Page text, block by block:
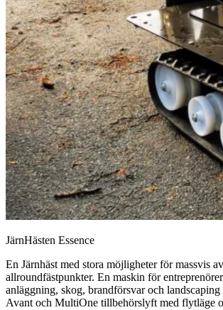
JärnHästen Essence
En Järnhäst med stora möjligheter för massvis
allroundfästpunkter. En maskin för
anläggning, skog, brandförsvar och
Avant och MultiOne tillbehörslyft med flytläge